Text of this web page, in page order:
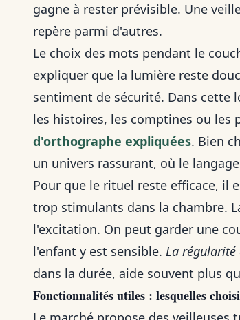
gagne à rester prévisible. Une
repère parmi d'autres.
Le choix des mots pendant le
expliquer que la lumière reste
sentiment de sécurité. Dans cette
les histoires, les comptines ou les
d'orthographe expliquées. Bien
un univers rassurant, où le
Pour que le rituel reste efficace, il
trop stimulants dans la chambre.
l'excitation. On peut garder une
l'enfant y est sensible. La régularité
dans la durée, aide souvent plus
Fonctionnalités utiles : lesquelles